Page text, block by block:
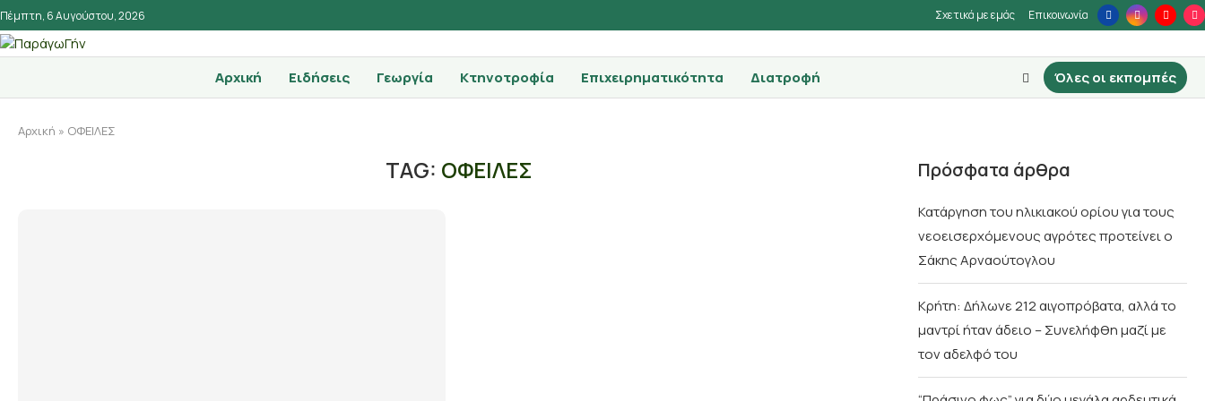
Πέμπτη, 6 Αυγούστου, 2026 Σχετικά με εμάς Επικοινωνία
Αρχική Ειδήσεις Γεωργία Κτηνοτροφία Επιχειρηματικότητα Διατροφή Όλες οι εκπομπές
Αρχική » ΟΦΕΙΛΕΣ
TAG: ΟΦΕΙΛΕΣ Πρόσφατα άρθρα
Κατάργηση του ηλικιακού ορίου για τους
νεοεισερχόμενους αγρότες προτείνει ο
Σάκης Αρναούτογλου
Κρήτη: Δήλωνε 212 αιγοπρόβατα, αλλά το
μαντρί ήταν άδειο – Συνελήφθη μαζί με
τον αδελφό του